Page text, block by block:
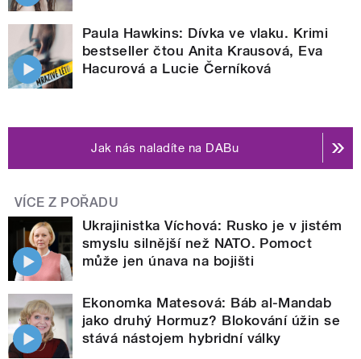
Paula Hawkins: Dívka ve vlaku. Krimi
bestseller čtou Anita Krausová, Eva
Hacurová a Lucie Černíková
Jak nás naladíte na DABu
VÍCE Z POŘADU
Ukrajinistka Víchová: Rusko je v jistém
smyslu silnější než NATO. Pomoct
může jen únava na bojišti
Ekonomka Matesová: Báb al-Mandab
jako druhý Hormuz? Blokování úžin se
stává nástojem hybridní války